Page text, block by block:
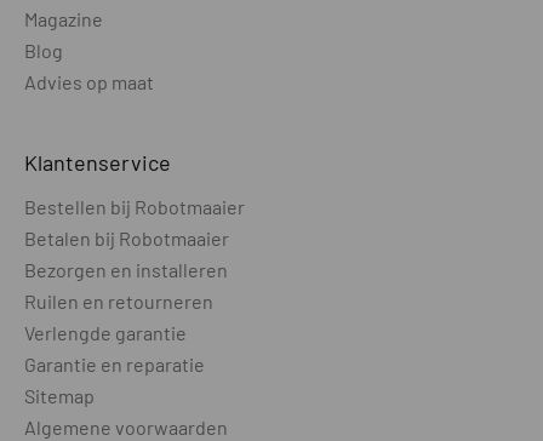
Laadstation extern opgesteld
buiten GPS bereik
CAMERA
draadloos maaien
Zicht camera (dag / nacht)
PRODUCTGEGEVENS
Wielen aantal
Wielen aangedreven
Magazine
Blog
Advies op maat
Klantenservice
Bestellen bij Robotmaaier
Betalen bij Robotmaaier
Bezorgen en installeren
Ruilen en retourneren
Verlengde garantie
Garantie en reparatie
Sitemap
Algemene voorwaarden